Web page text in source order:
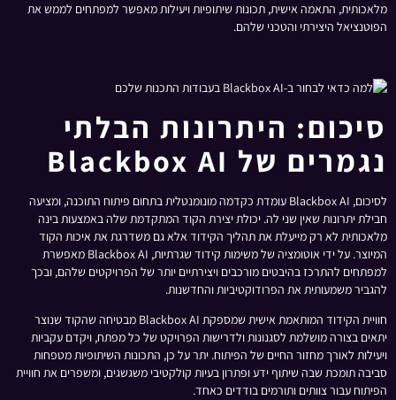
מלאכותית, התאמה אישית, תכונות שיתופיות ויעילות מאפשר למפתחים לממש את
הפוטנציאל היצירתי והטכני שלהם.
סיכום: היתרונות הבלתי
נגמרים של Blackbox AI
לסיכום, Blackbox AI עומדת כקדמה מונומנטלית בתחום פיתוח התוכנה, ומציעה
חבילת יתרונות שאין שני לה. יכולת יצירת הקוד המתקדמת שלה באמצעות בינה
מלאכותית לא רק מייעלת את תהליך הקידוד אלא גם משדרגת את איכות הקוד
המיוצר. על ידי אוטומציה של משימות קידוד שגרתיות, Blackbox AI מאפשרת
למפתחים להתרכז בהיבטים מורכבים ויצירתיים יותר של הפרויקטים שלהם, ובכך
להגביר משמעותית את הפרודוקטיביות והחדשנות.
חוויית הקידוד המותאמת אישית שמספקת Blackbox AI מבטיחה שהקוד שנוצר
יתאים בצורה מושלמת לסגנונות ולדרישות הפרויקט של כל מפתח, ויקדם עקביות
ויעילות לאורך מחזור החיים של הפיתוח. יתר על כן, התכונות השיתופיות מטפחות
סביבה תומכת שבה שיתוף ידע ופתרון בעיות קולקטיבי משגשגים, ומשפרים את חוויית
הפיתוח עבור צוותים ותורמים בודדים כאחד.